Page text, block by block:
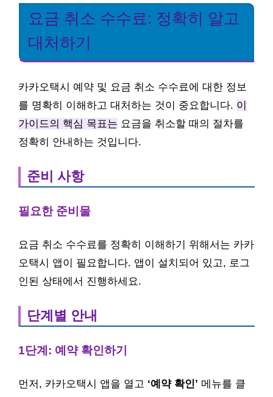
요금 취소 수수료: 정확히 알고
대처하기
카카오택시 예약 및 요금 취소 수수료에 대한 정보
를 명확히 이해하고 대처하는 것이 중요합니다. 이
가이드의 핵심 목표는 요금을 취소할 때의 절차를
정확히 안내하는 것입니다.
준비 사항
필요한 준비물
요금 취소 수수료를 정확히 이해하기 위해서는 카카
오택시 앱이 필요합니다. 앱이 설치되어 있고, 로그
인된 상태에서 진행하세요.
단계별 안내
1단계: 예약 확인하기
먼저, 카카오택시 앱을 열고 ‘예약 확인’ 메뉴를 클